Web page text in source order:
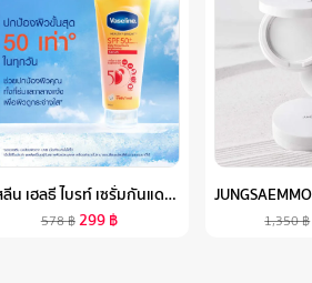
วาสลีน เฮลธี ไบรท์ เซรั่มกันแดด ซันแอนด์โพลูชั่น โพรเทคชั่น SPF50+ PA+++ ปกป้องมลภาวะ 300 มล. X2/X6 VASELINE HEALTHY BRIGHT SERUM SPF50 PA+++ SUN + POLLUTION PROTECTION 300 ML. X2/X6
578฿299฿ 1,350฿